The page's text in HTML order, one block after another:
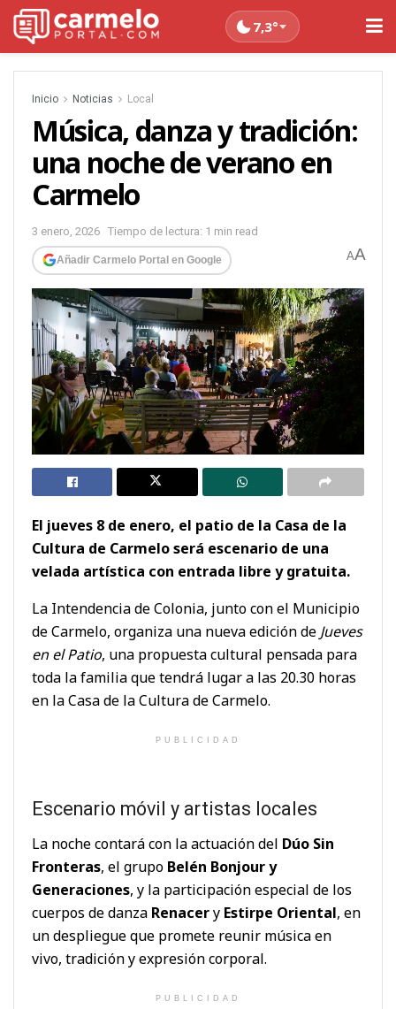
7,3°
Inicio Noticias Local
Música, danza y tradición:
una noche de verano en
Carmelo
3 enero, 2026 Tiempo de lectura: 1 min read
Añadir Carmelo Portal en Google AA
El jueves 8 de enero, el patio de la Casa de la
Cultura de Carmelo será escenario de una
velada artística con entrada libre y gratuita.
La Intendencia de Colonia, junto con el Municipio
de Carmelo, organiza una nueva edición de Jueves
en el Patio, una propuesta cultural pensada para
toda la familia que tendrá lugar a las 20.30 horas
en la Casa de la Cultura de Carmelo.
PUBLICIDAD
Escenario móvil y artistas locales
La noche contará con la actuación del Dúo Sin
Fronteras, el grupo Belén Bonjour y
Generaciones, y la participación especial de los
cuerpos de danza Renacery Estirpe Oriental, en
un despliegue que promete reunir música en
vivo, tradición y expresión corporal.
PUBLICIDAD